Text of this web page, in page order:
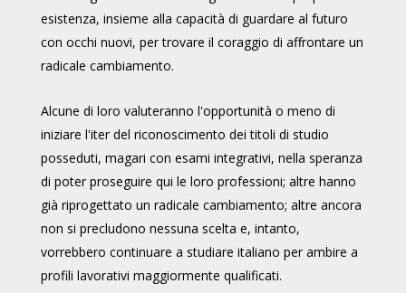
esistenza, insieme alla capacità di guardare al futuro
con occhi nuovi, per trovare il coraggio di affrontare un
radicale cambiamento.
Alcune di loro valuteranno l'opportunità o meno di
iniziare l'iter del riconoscimento dei titoli di studio
posseduti, magari con esami integrativi, nella speranza
di poter proseguire qui le loro professioni; altre hanno
già riprogettato un radicale cambiamento; altre ancora
non si precludono nessuna scelta e, intanto,
vorrebbero continuare a studiare italiano per ambire a
profili lavorativi maggiormente qualificati.